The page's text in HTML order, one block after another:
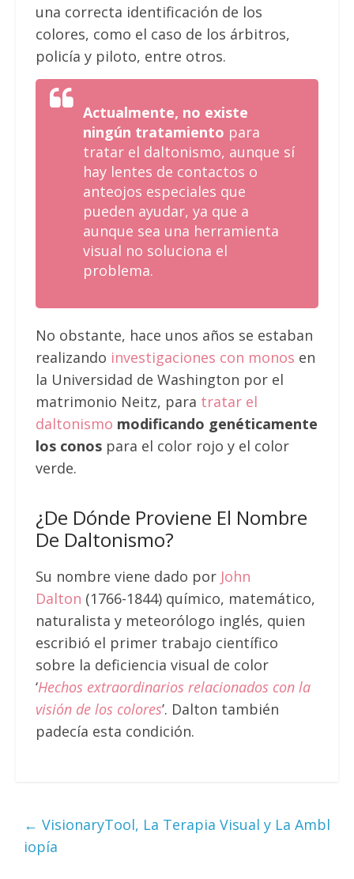
una correcta identificación de los
colores, como el caso de los árbitros,
policía y piloto, entre otros.
Actualmente, no existe
ningún tratamiento para
tratar el daltonismo, aunque sí
hay lentes de contactos o
anteojos especiales que
pueden ayudar, ya que a
aunque sea una herramienta
visual no soluciona el
problema.
No obstante, hace unos años se estaban
realizando investigaciones con monos en
la Universidad de Washington por el
matrimonio Neitz, para tratar el
daltonismo modificando genéticamente
los conospara el color rojo y el color
verde.
¿De Dónde Proviene El Nombre
De Daltonismo?
Su nombre viene dado por John
Dalton (1766-1844) químico, matemático,
naturalista y meteorólogo inglés, quien
escribió el primer trabajo científico
sobre la deficiencia visual de color
‘Hechos extraordinarios relacionados con la
visión de los colores’. Dalton también
padecía esta condición.
← VisionaryTool, La Terapia Visual y La Ambl
iopía